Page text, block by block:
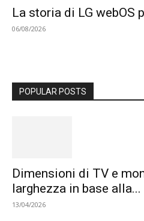
La storia di LG webOS
06/08/2026
POPULAR POSTS
Dimensioni di TV e
larghezza in base alla...
13/04/2026